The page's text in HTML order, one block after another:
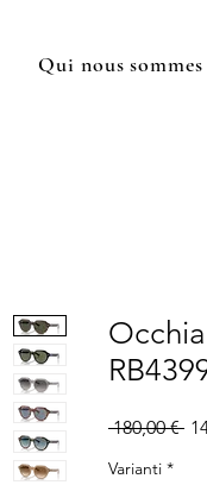
Qui nous sommes
180,00 €
Varianti *